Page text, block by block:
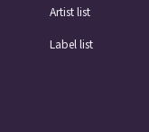
Artist list
Label list